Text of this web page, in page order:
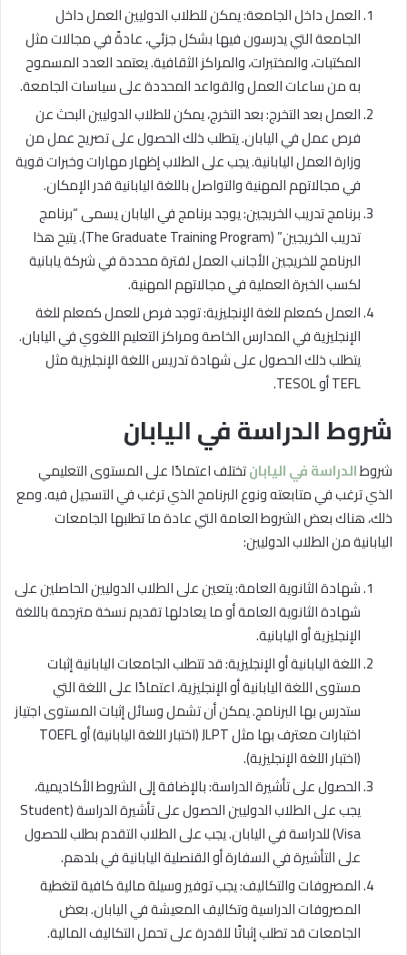
العمل داخل الجامعة: يمكن للطلاب الدوليين العمل داخل
الجامعة التي يدرسون فيها بشكل جزئي، عادةً في مجالات مثل
المكتبات، والمختبرات، والمراكز الثقافية. يعتمد العدد المسموح
به من ساعات العمل والقواعد المحددة على سياسات الجامعة.
العمل بعد التخرج: بعد التخرج، يمكن للطلاب الدوليين البحث عن
فرص عمل في اليابان. يتطلب ذلك الحصول على تصريح عمل من
وزارة العمل اليابانية. يجب على الطلاب إظهار مهارات وخبرات قوية
في مجالاتهم المهنية والتواصل باللغة اليابانية قدر الإمكان.
برنامج تدريب الخريجين: يوجد برنامج في اليابان يسمى “برنامج
تدريب الخريجين” (The Graduate Training Program). يتيح هذا
البرنامج للخريجين الأجانب العمل لفترة محددة في شركة يابانية
لكسب الخبرة العملية في مجالاتهم المهنية.
العمل كمعلم للغة الإنجليزية: توجد فرص للعمل كمعلم للغة
الإنجليزية في المدارس الخاصة ومراكز التعليم اللغوي في اليابان.
يتطلب ذلك الحصول على شهادة تدريس اللغة الإنجليزية مثل
TEFL أو TESOL.
شروط الدراسة في اليابان
شروطالدراسة في اليابانتختلف اعتمادًا على المستوى التعليمي
الذي ترغب في متابعته ونوع البرنامج الذي ترغب في التسجيل فيه. ومع
ذلك، هناك بعض الشروط العامة التي عادة ما تطلبها الجامعات
اليابانية من الطلاب الدوليين:
شهادة الثانوية العامة: يتعين على الطلاب الدوليين الحاصلين على
شهادة الثانوية العامة أو ما يعادلها تقديم نسخة مترجمة باللغة
الإنجليزية أو اليابانية.
اللغة اليابانية أو الإنجليزية: قد تتطلب الجامعات اليابانية إثبات
مستوى اللغة اليابانية أو الإنجليزية، اعتمادًا على اللغة التي
ستدرس بها البرنامج. يمكن أن تشمل وسائل إثبات المستوى اجتياز
اختبارات معترف بها مثل JLPT (اختبار اللغة اليابانية) أو TOEFL
(اختبار اللغة الإنجليزية).
الحصول على تأشيرة الدراسة: بالإضافة إلى الشروط الأكاديمية،
يجب على الطلاب الدوليين الحصول على تأشيرة الدراسة (Student
Visa) للدراسة في اليابان. يجب على الطلاب التقدم بطلب للحصول
على التأشيرة في السفارة أو القنصلية اليابانية في بلدهم.
المصروفات والتكاليف: يجب توفير وسيلة مالية كافية لتغطية
المصروفات الدراسية وتكاليف المعيشة في اليابان. بعض
الجامعات قد تطلب إثباتًا للقدرة على تحمل التكاليف المالية.